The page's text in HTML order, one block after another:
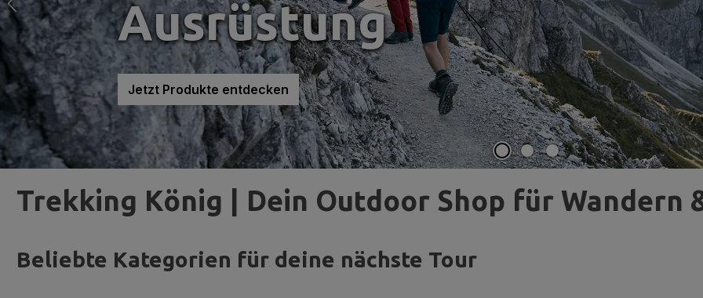
Ausrüstung
Jetzt Produkte entdecken
Trekking König | Dein Outdoor Shop für Wandern
Beliebte Kategorien für deine nächste Tour